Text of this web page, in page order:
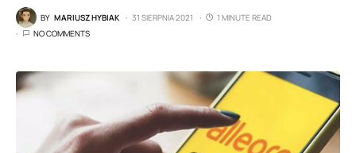
BY MARIUSZ HYBIAK 31 SIERPNIA 2021
1 MINUTE READ
NO COMMENTS